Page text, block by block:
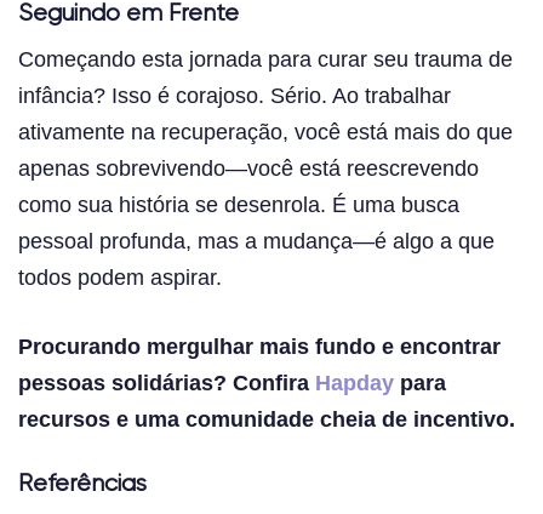
Seguindo em Frente
Começando esta jornada para curar seu trauma de
infância? Isso é corajoso. Sério. Ao trabalhar
ativamente na recuperação, você está mais do que
apenas sobrevivendo—você está reescrevendo
como sua história se desenrola. É uma busca
pessoal profunda, mas a mudança—é algo a que
todos podem aspirar.
Procurando mergulhar mais fundo e encontrar
pessoas solidárias? Confira Hapday para
recursos e uma comunidade cheia de incentivo.
Referências